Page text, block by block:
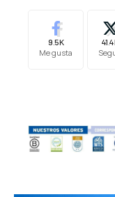
9.5K
Me gusta